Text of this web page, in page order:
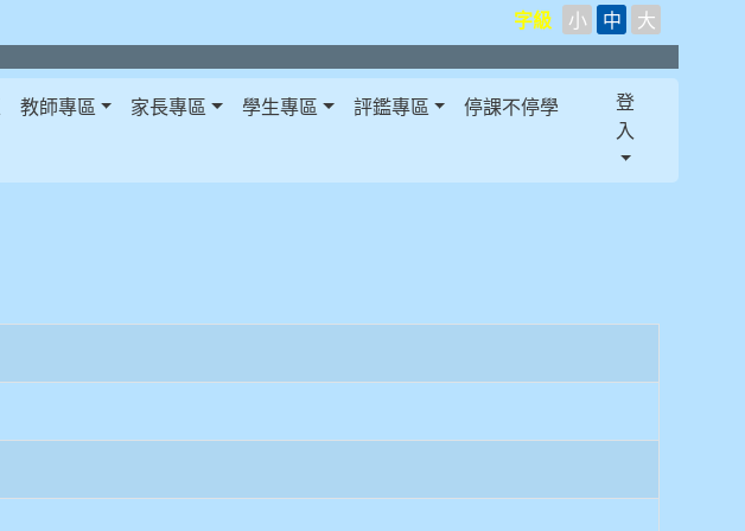
字級 小 中 大
教師專區 家長專區 學生專區 評鑑專區 停課不停學
登
入